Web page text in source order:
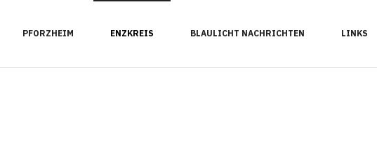
PFORZHEIM ENZKREIS BLAULICHT NACHRICHTEN LINKS